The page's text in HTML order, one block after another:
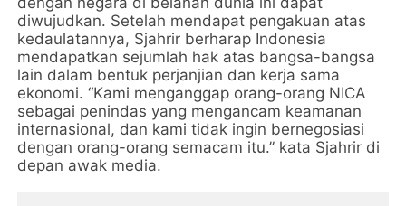
diwujudkan. Setelah mendapat pengakuan atas
kedaulatannya, Sjahrir berharap Indonesia
mendapatkan sejumlah hak atas bangsa-bangsa
lain dalam bentuk perjanjian dan kerja sama
ekonomi. “Kami menganggap orang-orang NICA
sebagai penindas yang mengancam keamanan
internasional, dan kami tidak ingin bernegosiasi
dengan orang-orang semacam itu.” kata Sjahrir di
depan awak media.